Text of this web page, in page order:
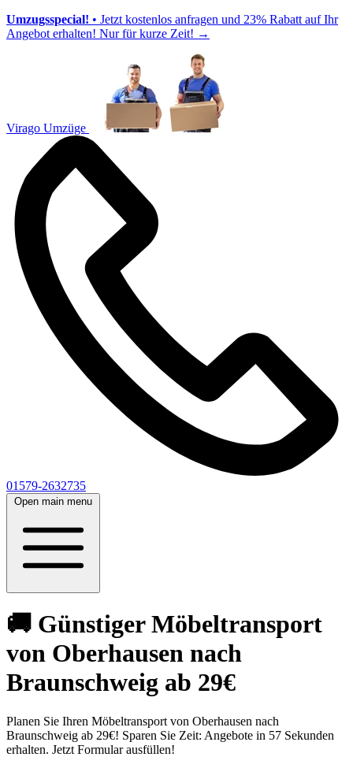
Umzugsspecial! • Jetzt kostenlos anfragen und 23% Rabatt auf Ihr
Angebot erhalten! Nur für kurze Zeit! →
Virago Umzüge
01579-2632735
Open main menu
🚚 Günstiger Möbeltransport
von Oberhausen nach
Braunschweig ab 29€
Planen Sie Ihren Möbeltransport von Oberhausen nach
Braunschweig ab 29€! Sparen Sie Zeit: Angebote in 57 Sekunden
erhalten. Jetzt Formular ausfüllen!